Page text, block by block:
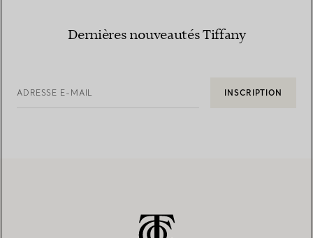
Dernières nouveautés Tiffany
ADRESSE E-MAIL INSCRIPTION